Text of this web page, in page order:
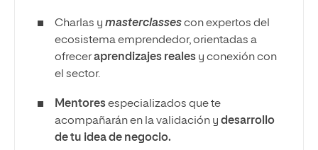
Charlas y masterclassescon expertos del
ecosistema emprendedor, orientadas a
ofreceraprendizajes reales y conexión con
el sector.
Mentoresespecializados que te
acompañarán en la validación y desarrollo
de tu idea de negocio.